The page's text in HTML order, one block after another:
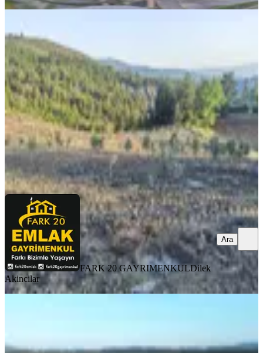
Kale, Özlüce Mahallesi
14533 m² ·186/m²·09.07.2025
2.700.000 ₺ 3.000.000 ₺
FARK 20 GAYRIMENKULDilek Akincilar
Ara
FARK 20 GAYRIMENKULDilek
Akincilar
Ara
Kale, Doğanköy Mahallesi